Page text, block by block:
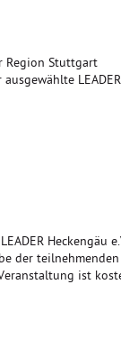
Region Stuttgart
Heckengäu
der teilnehmenden
ist